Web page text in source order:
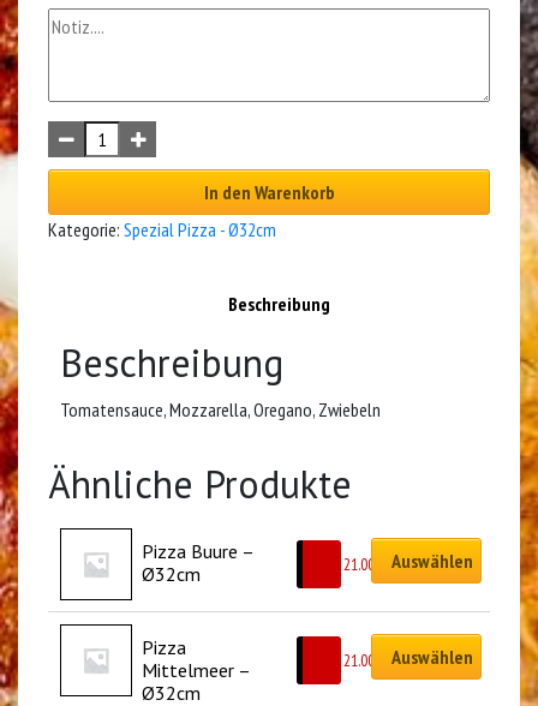
In den Warenkorb
Kategorie: Spezial Pizza - Ø32cm
Beschreibung
Beschreibung
Tomatensauce, Mozzarella, Oregano, Zwiebeln
Ähnliche Produkte
Pizza Buure –
Ø32cm
21.00 Auswählen
Pizza
Mittelmeer –
Ø32cm
21.00 Auswählen